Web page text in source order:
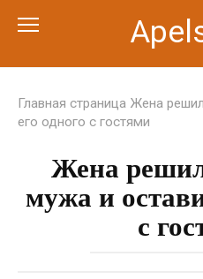
Главная страница Жена
его одного с гостями
Жена
мужа и
с